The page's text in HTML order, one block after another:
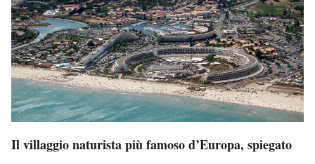
Il villaggio naturista più famoso d’Europa, spiegato